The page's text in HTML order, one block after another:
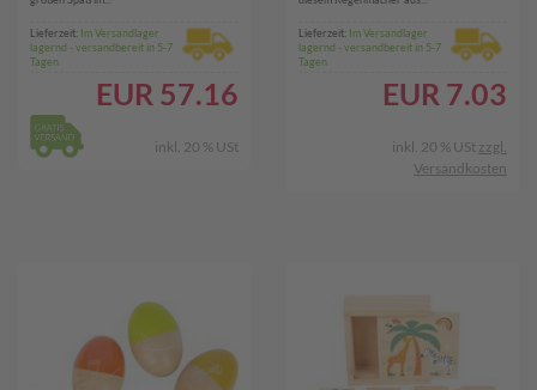
Lieferzeit: Im Versandlager
lagernd - versandbereit in 5-7
Tagen
EUR 57.16
inkl. 20 % USt
Lieferzeit: Im Versandlager
lagernd - versandbereit in 5-7
Tagen
EUR 7.03
inkl. 20 % USt zzgl.
Versandkosten